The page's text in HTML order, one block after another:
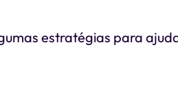
estratégias para